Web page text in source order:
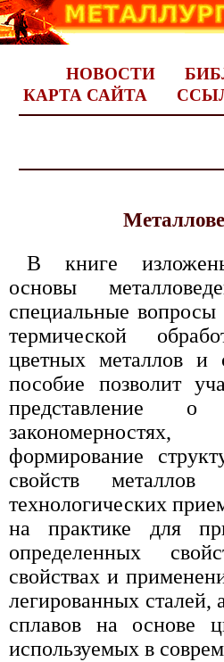
НОВОСТИ
КАРТА САЙТА
В книге
основы
специальные вопросы
термической
цветных металлов и
пособие позволит
представление
формирование
свойств
технологических
на практике для
определенных
свойствах и
легированных сталей,
сплавов на основе
используемых в